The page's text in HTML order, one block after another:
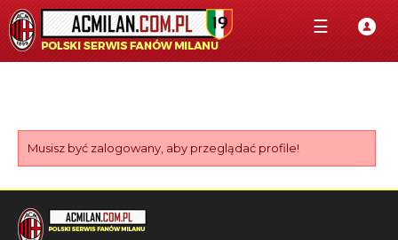
☰
Musisz być zalogowany, aby przeglądać profile!